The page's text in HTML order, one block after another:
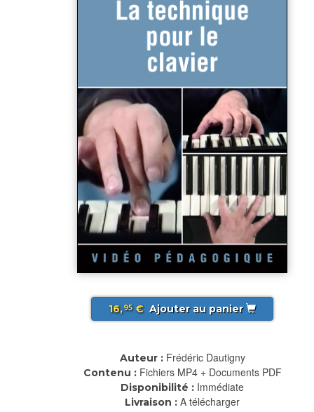
16,95€ Ajouter au panier
Auteur : Frédéric Dautigny
Contenu : Fichiers MP4 + Documents PDF
Disponibilité : Immédiate
Livraison : A télécharger